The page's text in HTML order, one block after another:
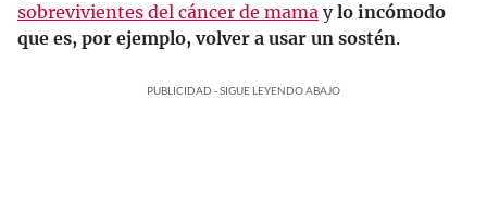
sobrevivientes del cáncer de mama ylo incómodo
que es, por ejemplo, volver a usar un sostén.
PUBLICIDAD - SIGUE LEYENDO ABAJO